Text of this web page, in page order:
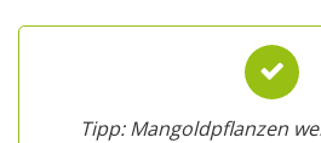
Tipp: Mangoldpflanzen